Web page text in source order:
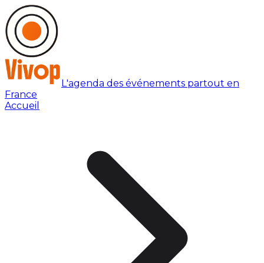
L'agenda des événements partout en
France
Accueil